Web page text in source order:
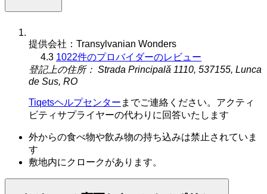
提供会社：Transylvanian Wonders
4.3 1022件のプロバイダーのレビュー
登記上の住所： Strada Principală 1110, 537155, Lunca
de Sus, RO
Tiqetsヘルプセンター までご連絡ください。アクティ
ビティサプライヤーの代わりに回答いたします
外からの食べ物や飲み物の持ち込みは禁止されていま
す
敷地内にクロークがあります。